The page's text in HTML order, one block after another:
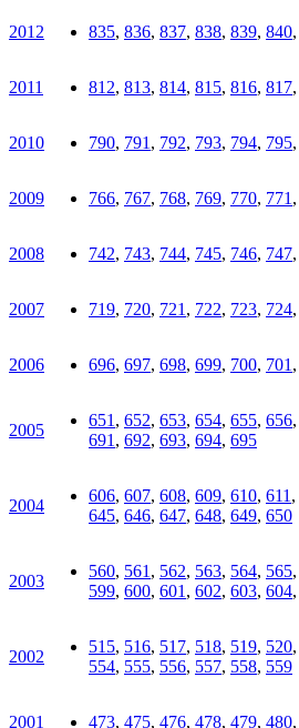
2012 835, 836, 837, 838, 839, 840,
2011 812, 813, 814, 815, 816, 817,
2010 790, 791 , 792, 793, 794, 795,
2009 766, 767, 768, 769, 770, 771 ,
2008 742, 743, 744, 745, 746, 747,
2007 719, 720, 721 , 722, 723, 724,
2006 696, 697, 698, 699, 700, 701 ,
2005
651 , 652, 653, 654, 655, 656,
691 , 692, 693, 694, 695
2004
606, 607, 608, 609, 610, 611 ,
645, 646, 647, 648, 649, 650
2003
560, 561 , 562, 563, 564, 565,
599, 600, 601 , 602, 603, 604,
2002
515, 516, 517, 518, 519, 520,
554, 555, 556, 557, 558, 559
2001 473, 475, 476, 478, 479, 480,